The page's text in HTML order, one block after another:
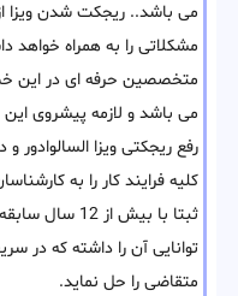
می باشد.. ریجکت شدن
مشکلاتی را به همراه
متخصصین حرفه ای در این
می باشد و لازمه پیشروی
رفع ریجکتی ویزا السالوادور
کلیه فرایند کار را به
ثبتا با بیش از
توانایی آن را داشته که
متقاضی را حل نماید.